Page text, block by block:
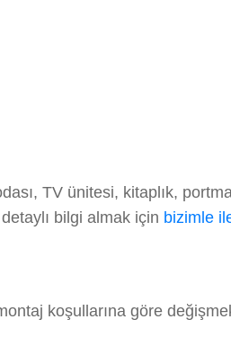
TV ünitesi, kitaplık,
bilgi almak için bizimle
koşullarına göre